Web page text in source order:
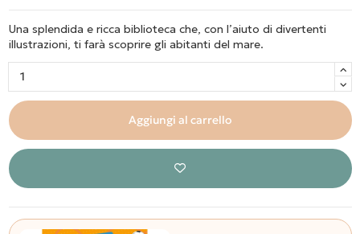
Una splendida e ricca biblioteca che, con l’aiuto di divertenti
illustrazioni, ti farà scoprire gli abitanti del mare.
Aggiungi al carrello